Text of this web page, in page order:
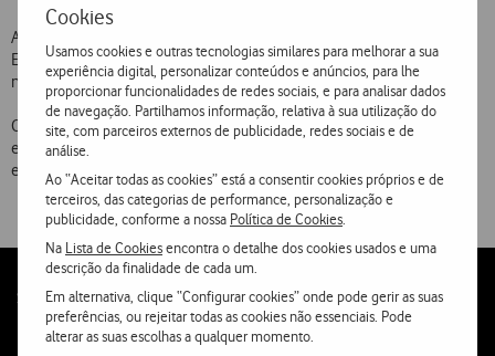
Cookies
Usamos cookies e outras tecnologias similares para melhorar a sua
experiência digital, personalizar conteúdos e anúncios, para lhe
proporcionar funcionalidades de redes sociais, e para analisar dados
de navegação. Partilhamos informação, relativa à sua utilização do
site, com parceiros externos de publicidade, redes sociais e de
análise.
Ao “Aceitar todas as cookies” está a consentir cookies próprios e de
terceiros, das categorias de performance, personalização e
publicidade, conforme a nossa Política de Cookies
Na Lista de Cookiesencontra o detalhe dos cookies usados e uma
descrição da finalidade de cada um.
Em alternativa, clique “Configurar cookies” onde pode gerir as suas
preferências, ou rejeitar todas as cookies não essenciais. Pode
alterar as suas escolhas a qualquer momento.
António Carrapatoso é, desde 30 de Maio, membro do Conselho
Europeu da Vodafone, a maior empresa de comunicações móveis a
nível mundial e principal accionista da Telecel.
O Presidente da Telecel é também, desde 1997, membro não
executivo do Conselho de Administração do operador celular
espanhol Airtel.
Follow
Social